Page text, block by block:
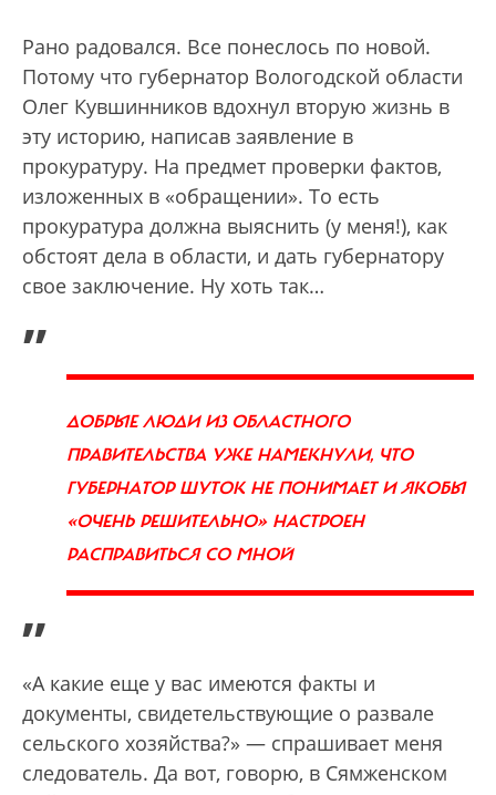
Рано радовался. Все понеслось по новой.
Потому что губернатор Вологодской области
Олег Кувшинников вдохнул вторую жизнь в
эту историю, написав заявление в
прокуратуру. На предмет проверки фактов,
изложенных в «обращении». То есть
прокуратура должна выяснить (у меня!), как
обстоят дела в области, и дать губернатору
свое заключение. Ну хоть так…
„
ДОБРЫЕ ЛЮДИ ИЗ ОБЛАСТНОГО
ПРАВИТЕЛЬСТВА УЖЕ НАМЕКНУЛИ, ЧТО
ГУБЕРНАТОР ШУТОК НЕ ПОНИМАЕТ И ЯКОБЫ
«ОЧЕНЬ РЕШИТЕЛЬНО» НАСТРОЕН
РАСПРАВИТЬСЯ СО МНОЙ
”
«А какие еще у вас имеются факты и
документы, свидетельствующие о развале
сельского хозяйства?» — спрашивает меня
следователь. Да вот, говорю, в Сямженском